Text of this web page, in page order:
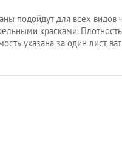
подойдут для всех
красками.
указана за один лист